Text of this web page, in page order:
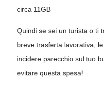
circa 11GB
Quindi se sei un turista o ti
breve trasferta lavorativa,
incidere parecchio sul tuo
evitare questa spesa!